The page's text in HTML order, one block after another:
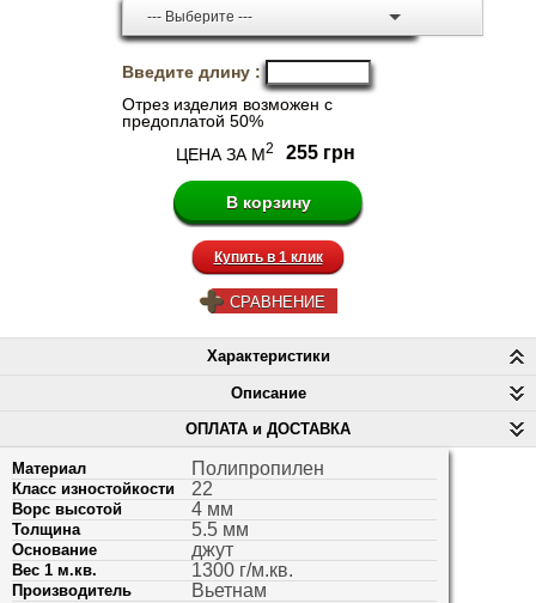
--- Выберите ---
Введите длину :
Отрез изделия возможен с
предоплатой 50%
ЦЕНА ЗА М2 255 грн
Купить в 1 клик
СРАВНЕНИЕ
Характеристики
Описание
ОПЛАТА и ДОСТАВКА
Материал Полипропилен
Класс изностойкости 22
Ворс высотой 4 мм
Толщина 5.5 мм
Основание джут
Вес 1 м.кв. 1300 г/м.кв.
Производитель Вьетнам